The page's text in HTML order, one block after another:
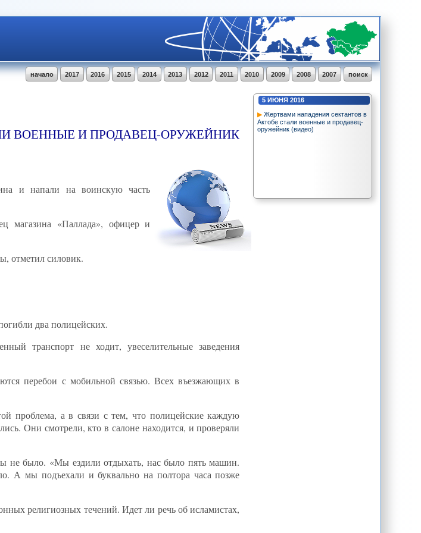
поиск
2007
2008
2009
2010
2011
2012
2013
2014
2015
2016
2017
начало
5 ИЮНЯ 2016
Жертвами нападения сектантов в
Актобе стали военные и продавец-
оружейник (видео)
ВОЕННЫЕ И ПРОДАВЕЦ-ОРУЖЕЙНИК
и напали на воинскую часть
магазина «Паллада», офицер и
отметил силовик.
два полицейских.
транспорт не ходит, увеселительные заведения
перебои с мобильной связью. Всех въезжающих в
проблема, а в связи с тем, что полицейские каждую
Они смотрели, кто в салоне находится, и проверяли
не было. «Мы ездили отдыхать, нас было пять машин.
А мы подъехали и буквально на полтора часа позже
религиозных течений. Идет ли речь об исламистах,